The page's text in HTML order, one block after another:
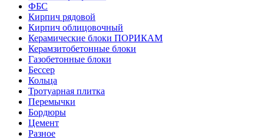
ФБС
Кирпич рядовой
Кирпич облицовочный
Керамические блоки ПОРИКАМ
Керамзитобетонные блоки
Газобетонные блоки
Бессер
Кольца
Тротуарная плитка
Перемычки
Бордюры
Цемент
Разное